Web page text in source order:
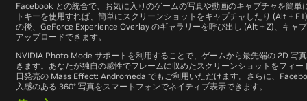
Facebook との統合で、お気に入りのゲームの写真や動画のキャプチャを簡単
トキーを使用すれば、簡単にスクリーンショットをキャプチャしたり (Alt +
の後、GeForce Experience Overlay のギャラリーを呼び出し (Alt + Z)、キャ
アップロードできます。
NVIDIA Photo Mode サポートを利用することで、ゲームから最先端の 2D 写
きます。あなたが独自の感性でフレームに収めたスクリーンショットをフィ
日発売の Mass Effect: Andromeda でもご利用いただけます。さらに、
入感のある 360° 写真をスマートフォンでネイティブ表示できます。